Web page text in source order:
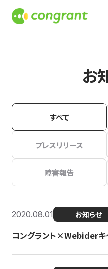
お
すべて
プレスリリース
障害報告
2020.08.01 お知らせ
コングラント×Webiderキ